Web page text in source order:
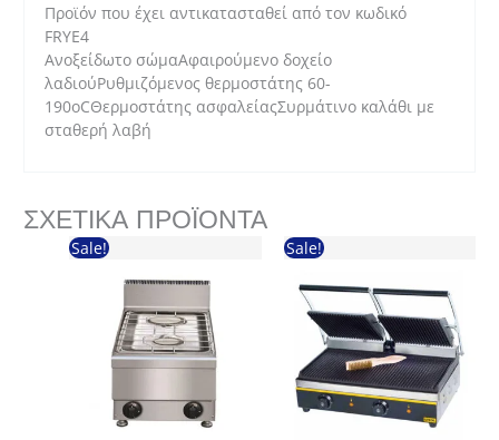
Προϊόν που έχει αντικατασταθεί από τον κωδικό
FRYE4
Ανοξείδωτο σώμαΑφαιρούμενο δοχείο
λαδιούΡυθμιζόμενος θερμοστάτης 60-
190οCΘερμοστάτης ασφαλείαςΣυρμάτινο καλάθι με
σταθερή λαβή
ΣΧΕΤΙΚΆ ΠΡΟΪΌΝΤΑ
Sale! Sale!